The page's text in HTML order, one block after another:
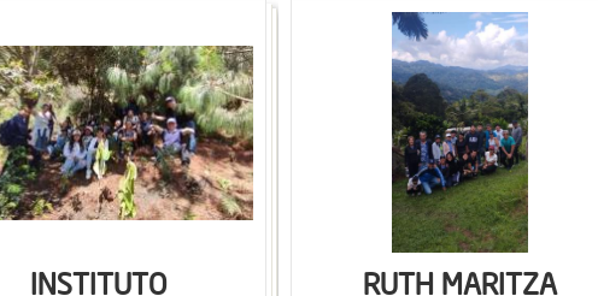
INSTITUTO
RUTH MARITZA